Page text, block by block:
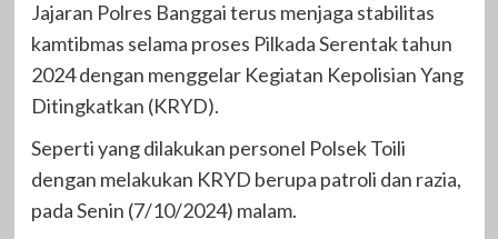
Jajaran Polres Banggai terus menjaga stabilitas
kamtibmas selama proses Pilkada Serentak tahun
2024 dengan menggelar Kegiatan Kepolisian Yang
Ditingkatkan (KRYD).
Seperti yang dilakukan personel Polsek Toili
dengan melakukan KRYD berupa patroli dan razia,
pada Senin (7/10/2024) malam.